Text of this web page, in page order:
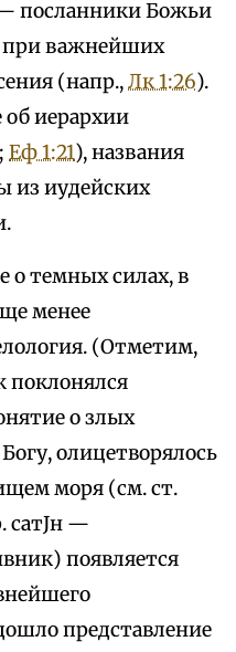
посланники Божьи
при важнейших
(напр.,Лк 1:26).
об иерархии
; Еф 1:21), названия
из иудейских
о темных силах, в
менее
(Отметим,
поклонялся
о злых
олицетворялось
моря (см. ст.
сатЈн —
появляется
представление